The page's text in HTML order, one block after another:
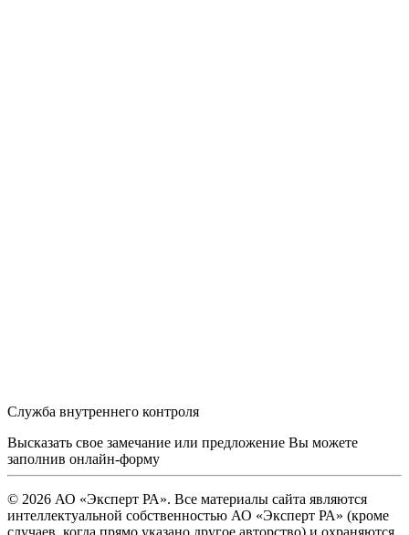
Служба внутреннего контроля
Высказать свое замечание или предложение Вы можете
заполнив онлайн-форму
© 2026 АО «Эксперт РА». Все материалы сайта являются
интеллектуальной собственностью АО «Эксперт РА» (кроме